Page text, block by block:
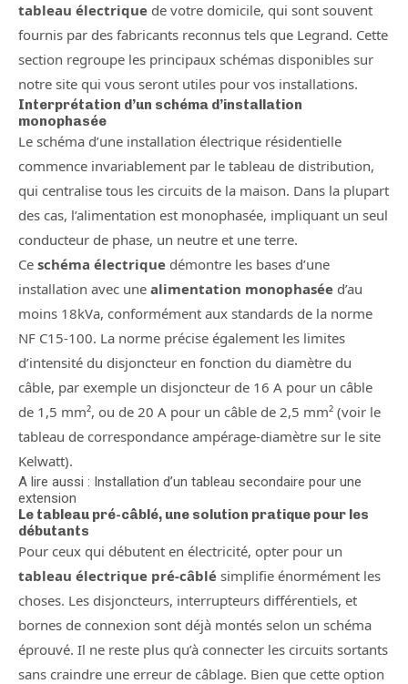
tableau électrique de votre domicile, qui sont souvent
fournis par des fabricants reconnus tels que Legrand. Cette
section regroupe les principaux schémas disponibles sur
notre site qui vous seront utiles pour vos installations.
Interprétation d’un schéma d’installation
monophasée
Le schéma d’une installation électrique résidentielle
commence invariablement par le tableau de distribution,
qui centralise tous les circuits de la maison. Dans la plupart
des cas, l’alimentation est monophasée, impliquant un seul
conducteur de phase, un neutre et une terre.
Ce schéma électrique démontre les bases d’une
installation avec une alimentation monophasée d’au
moins 18kVa, conformément aux standards de la norme
NF C15-100. La norme précise également les limites
d’intensité du disjoncteur en fonction du diamètre du
câble, par exemple un disjoncteur de 16 A pour un câble
de 1,5 mm², ou de 20 A pour un câble de 2,5 mm² (voir le
tableau de correspondance ampérage-diamètre sur le site
Kelwatt).
A lire aussi : Installation d’un tableau secondaire pour une
extension
Le tableau pré-câblé, une solution pratique pour les
débutants
Pour ceux qui débutent en électricité, opter pour un
tableau électrique pré-câblé simplifie énormément les
choses. Les disjoncteurs, interrupteurs différentiels, et
bornes de connexion sont déjà montés selon un schéma
éprouvé. Il ne reste plus qu’à connecter les circuits sortants
sans craindre une erreur de câblage. Bien que cette option